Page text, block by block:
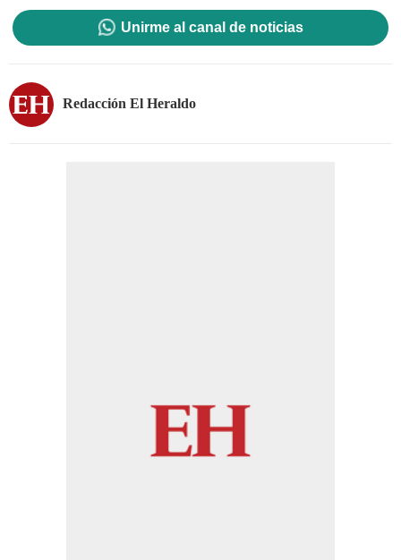
Unirme al canal de noticias
Redacción El Heraldo